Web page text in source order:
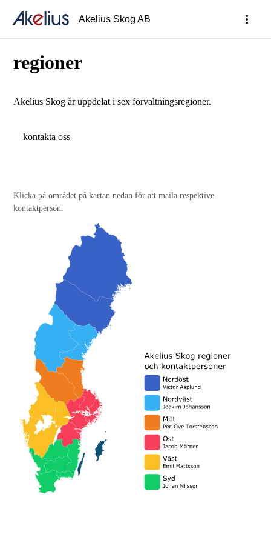
Akelius Skog AB more_vert
regioner
Akelius Skog är uppdelat i sex förvaltningsregioner.
kontakta oss
Klicka på området på kartan nedan för att maila respektive
kontaktperson.